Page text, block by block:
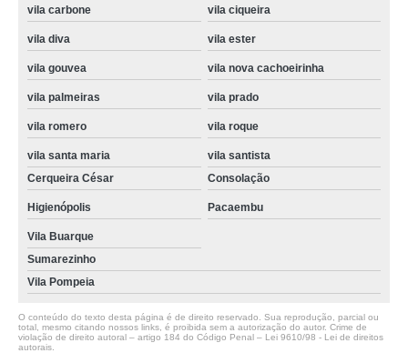
vila carbone vila ciqueira
vila diva vila ester
vila gouvea vila nova cachoeirinha
vila palmeiras vila prado
vila romero vila roque
vila santa maria
vila santista
Cerqueira César
Consolação
Higienópolis Pacaembu
Vila Buarque
Sumarezinho
Vila Pompeia
O conteúdo do texto desta página é de direito reservado. Sua reprodução, parcial ou
total, mesmo citando nossos links, é proibida sem a autorização do autor. Crime de
violação de direito autoral – artigo 184 do Código Penal – Lei 9610/98 - Lei de direitos
autorais